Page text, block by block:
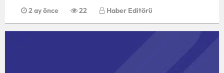
Konya
2 ay önce
22 Haber Editörü